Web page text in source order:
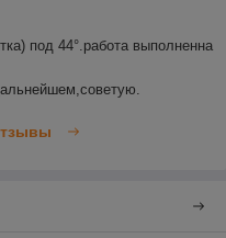
под 44°.работа выполненна